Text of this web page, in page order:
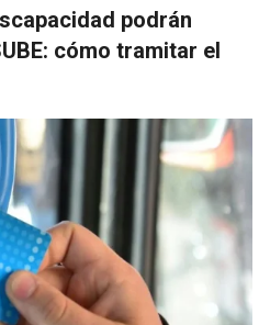
podrán
cómo tramitar el